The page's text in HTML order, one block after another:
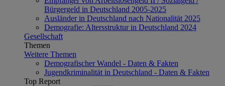
Bürgergeld in Deutschland 2005-2025
Ausländer in Deutschland nach Nationalität 2025
Demografie: Altersstruktur in Deutschland 2024
Gesellschaft
Themen
Weitere Themen
Demografischer Wandel - Daten & Fakten
Jugendkriminalität in Deutschland - Daten & Fakten
Top Report